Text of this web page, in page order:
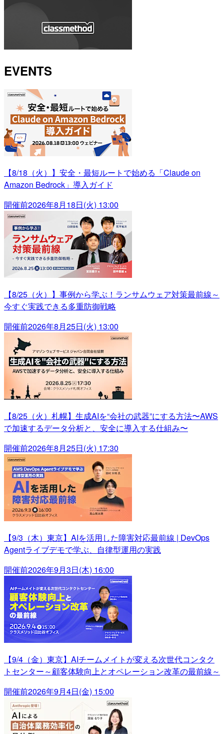
EVENTS
【8/18（火）】安全・最短ルートで始める「Claude on
Amazon Bedrock」導入ガイド
開催前2026年8月18日(火) 13:00
【8/25（火）】事例から学ぶ！ランサムウェア対策最前線～
今すぐ実践できる多重防御戦略
開催前2026年8月25日(火) 13:00
【8/25（火）札幌】生成AIを“会社の武器”にする方法〜AWS
で加速するデータ分析と、安全に導入する仕組み〜
開催前2026年8月25日(火) 17:30
【9/3（木）東京】AIを活用した障害対応最前線 | DevOps
Agentライブデモで学ぶ、自律型運用の実践
開催前2026年9月3日(木) 16:00
【9/4（金）東京】AIチームメイトが変える次世代コンタク
トセンター～顧客体験向上とオペレーション改革の最前線～
開催前2026年9月4日(金) 15:00